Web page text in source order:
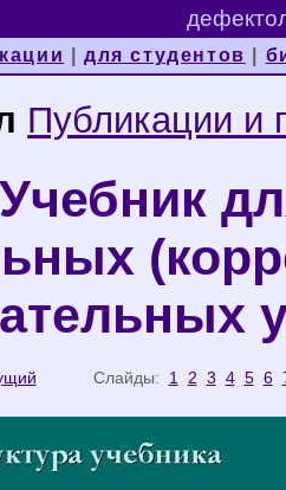
|для студентов
Публикации и
Слайды: 1 2 3 4 5 6